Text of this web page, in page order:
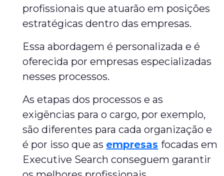
profissionais que atuarão em posições
estratégicas dentro das empresas.
Essa abordagem é personalizada e é
oferecida por empresas especializadas
nesses processos.
As etapas dos processos e as
exigências para o cargo, por exemplo,
são diferentes para cada organização e
é por isso que as empresas focadas em
Executive Search conseguem garantir